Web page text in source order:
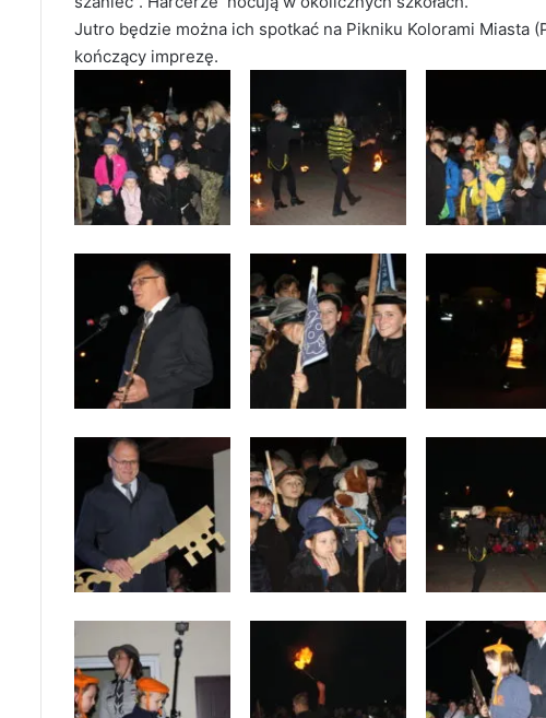
Jutro będzie można ich spotkać na Pikniku Kolorami Miasta
kończący imprezę.